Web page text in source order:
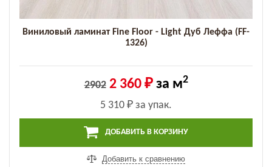
Виниловый ламинат Fine Floor - Light Дуб Леффа (FF-
1326)
2902 2 360 ₽за м2
5 310 ₽ за упак.
ДОБАВИТЬ В КОРЗИНУ
Добавить к сравнению